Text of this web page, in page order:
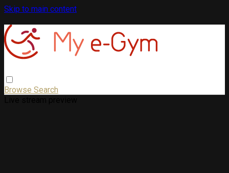
Skip to main content
Browse Search